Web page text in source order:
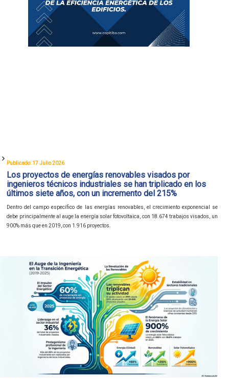
Publicado: 17 Julio 2026
Los proyectos de energías renovables visados por
ingenieros técnicos industriales se han triplicado en los
últimos siete años, con un incremento del 215%
Dentro del campo específico de las energías renovables, el crecimiento exponencial se
debe principalmente al auge la energía solar fotovoltaica, con 18.674 trabajos visados, un
900% más que en 2019, con 1.916 proyectos.